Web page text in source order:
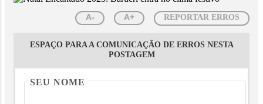
A- A+ REPORTAR ERROS
ESPAÇO PARA A COMUNICAÇÃO DE ERROS NESTA
POSTAGEM
SEU NOME